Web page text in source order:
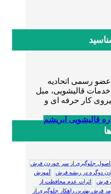
رسمی اتحادیه
خدمات قالیشویی، مبل
کار حرفه ای و
قالیشویی ابریشم
اصول جلوگیری از سر خوردن فرش
دوگره در ریشه فرش
آموزش
فرش
اثرات عدم محافظت از
فرش بهترین راهکار جلوگیری از